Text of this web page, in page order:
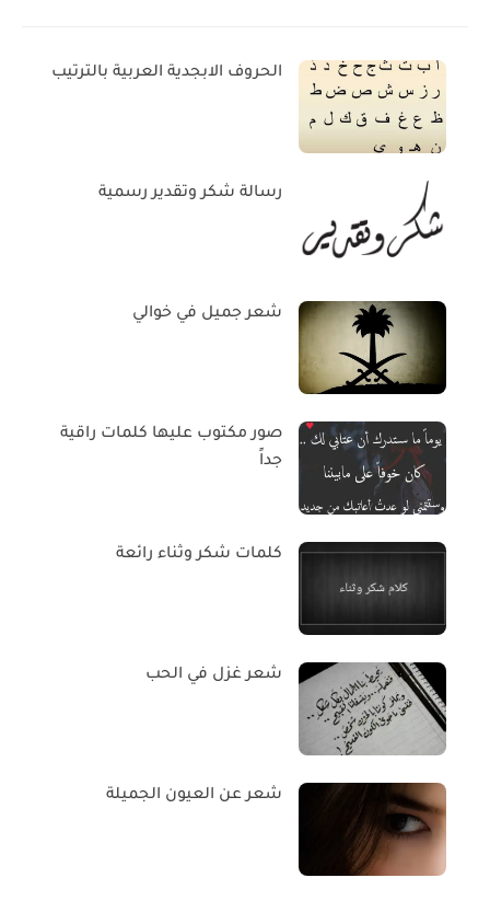
الحروف الابجدية العربية بالترتيب
رسالة شكر وتقدير رسمية
شعر جميل في خوالي
صور مكتوب عليها كلمات راقية
جداً
كلمات شكر وثناء رائعة
شعر غزل في الحب
شعر عن العيون الجميلة